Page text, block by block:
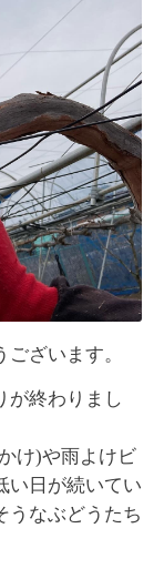
ざいます。
が終わりまし
け)や雨よけビ
い日が続いてい
うなぶどうたち